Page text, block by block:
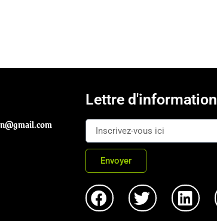
Lettre d'information
Envoyer